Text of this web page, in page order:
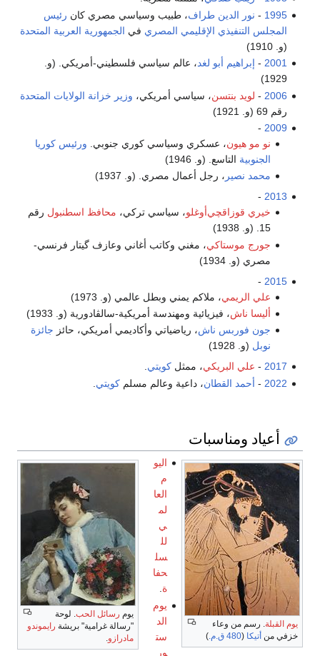
1995
- نور الدين طراف، طبيب وسياسي مصري كان رئيس
المجلس التنفيذي الإقليمي المصري في الجمهورية العربية المتحدة
(و. 1910)
2001
- إبراهيم أبو لغد، عالم سياسي فلسطيني-أمريكي. (و.
1929)
2006
- لويد بنتسن، سياسي أمريكي، وزير خزانة الولايات المتحدة
رقم 69 (و. 1921)
2009
-
نو مو هيون، عسكري وسياسي كوري جنوبي. ورئيس كوريا
الجنوبية التاسع. (و. 1946)
محمد نصير ، رجل أعمال مصري. (و. 1937)
2013
-
خيري قوزاقچي‌أوغلو، سياسي تركي، محافظ اسطنبول رقم
15. (و. 1938)
جورج موستاكي، مغني وكاتب أغاني وعازف گيتار فرنسي-
مصري (و. 1934)
2015
-
علي الريمي، ملاكم يمني وبطل عالمي (و. 1973)
أليسا ناش، فيزيائية ومهندسة أمريكية-سالڤادورية (و. 1933)
جون فوربس ناش، رياضياتي وأكاديمي أمريكي، حائز جائزة
نوبل (و. 1928)
2017
- علي البريكي، ممثلكويتي.
2022
- أحمد القطان، داعية وعالم مسلمكويتي
أعياد ومناسبات
يوم القبلة. رسم من وعاء
خزفي من أتيكا (480 ق.م. )
يوم رسائل الحب. لوحة
"رسالة غرامية" بريشة رايموندو
مادرازو.
اليو
م
العا
لم
ي
لل
سل
حفا
ة.
يوم
الد
ست
ور